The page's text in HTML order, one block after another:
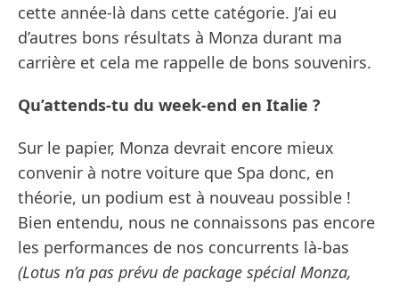
cette année-là dans cette catégorie. J’ai eu
d’autres bons résultats à Monza durant ma
carrière et cela me rappelle de bons souvenirs.
Qu’attends-tu du week-end en Italie ?
Sur le papier, Monza devrait encore mieux
convenir à notre voiture que Spa donc, en
théorie, un podium est à nouveau possible !
Bien entendu, nous ne connaissons pas encore
les performances de nos concurrents là-bas
(Lotus n’a pas prévu de package spécial Monza,